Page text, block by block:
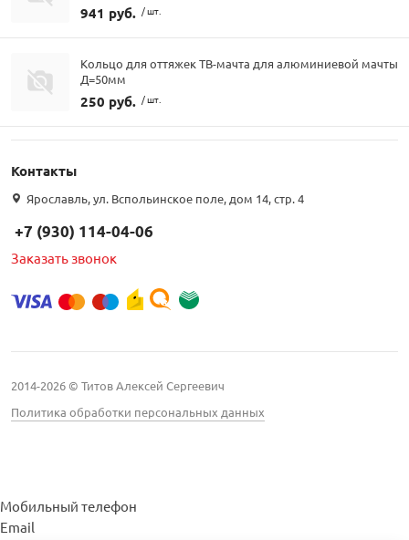
941 руб. / шт.
Кольцо для оттяжек ТВ-мачта для алюминиевой мачты
Д=50мм
250 руб. / шт.
Контакты
Ярославль, ул. Вспольинское поле, дом 14, стр. 4
+7 (930) 114-04-06
Заказать звонок
2014-2026 © Титов Алексей Сергеевич
Политика обработки персональных данных
Мобильный телефон
Email